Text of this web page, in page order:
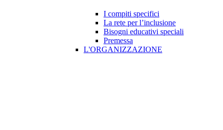
I compiti specifici
La rete per l’inclusione
Bisogni educativi speciali
Premessa
L'ORGANIZZAZIONE